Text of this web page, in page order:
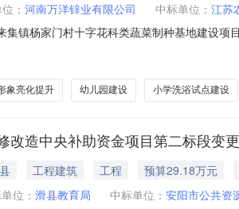
： 河南万洋锌业有限公司 中标单位： 江苏
集镇杨家门村十字花科类蔬菜制种基地建设
名称投标报价（元）项目负责人质量工期（
象亮化提升 幼儿园建设 小学洗浴试点建设
改造中央补助资金项目第二标段变
工程建筑 工程 预算29.18万元
位： 滑县教育局 中标单位： 安阳市公共资